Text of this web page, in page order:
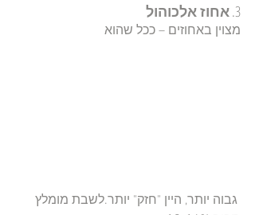
3. אחוז אלכוהול
מצוין באחוזים – ככל שהוא
גבוה יותר, היין "חזק" יותר.לשבת מומלץ